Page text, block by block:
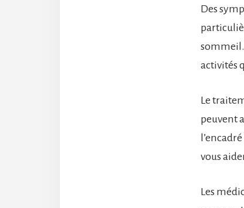
Des
sommeil.
activités
Le
peuvent
vous
Les